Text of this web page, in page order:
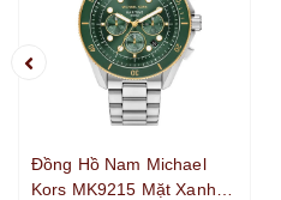
Đồng Hồ Nam Michael
Kors MK9215 Mặt Xanh